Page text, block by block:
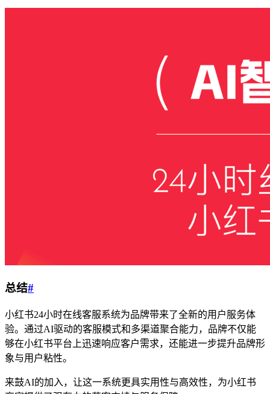
总结#
小红书24小时在线客服系统为品牌带来了全新的用户服务体
验。通过AI驱动的客服模式和多渠道聚合能力，品牌不仅能
够在小红书平台上迅速响应客户需求，还能进一步提升品牌形
象与用户粘性。
来鼓AI的加入，让这一系统更具实用性与高效性，为小红书